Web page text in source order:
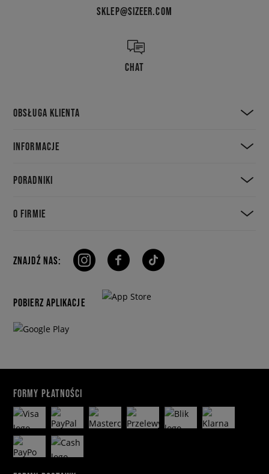
SKLEP@SIZEER.COM
CHAT
OBSŁUGA KLIENTA
INFORMACJE
PORADNIKI
O FIRMIE
ZNAJDŹ NAS:
POBIERZ APLIKACJE
FORMY PŁATNOŚCI